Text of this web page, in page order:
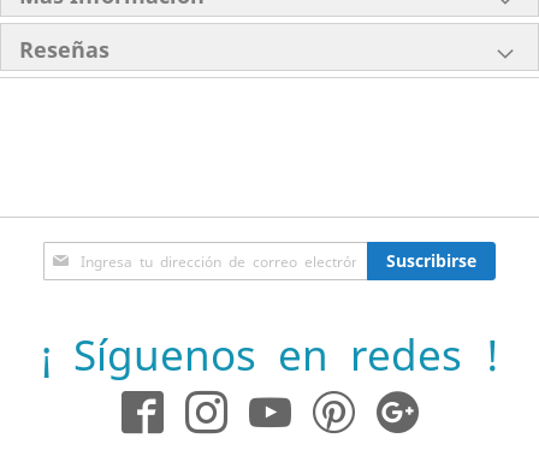
Reseñas
Inscríbase
a
de
noticias:
Suscribirse
¡ Síguenos en redes !